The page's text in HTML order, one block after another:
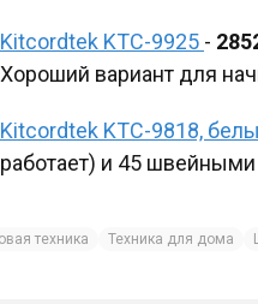
Kitcordtek KTC-9925 -
Хороший вариант для
Kitcordtek KTC-9818,
работает) и 45
техника Техника для дома